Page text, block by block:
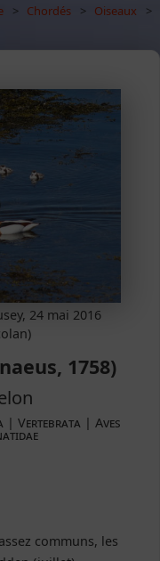
> Chordés > Oiseaux
>
24 mai 2016
1758)
| Vertebrata | Aves
communs, les